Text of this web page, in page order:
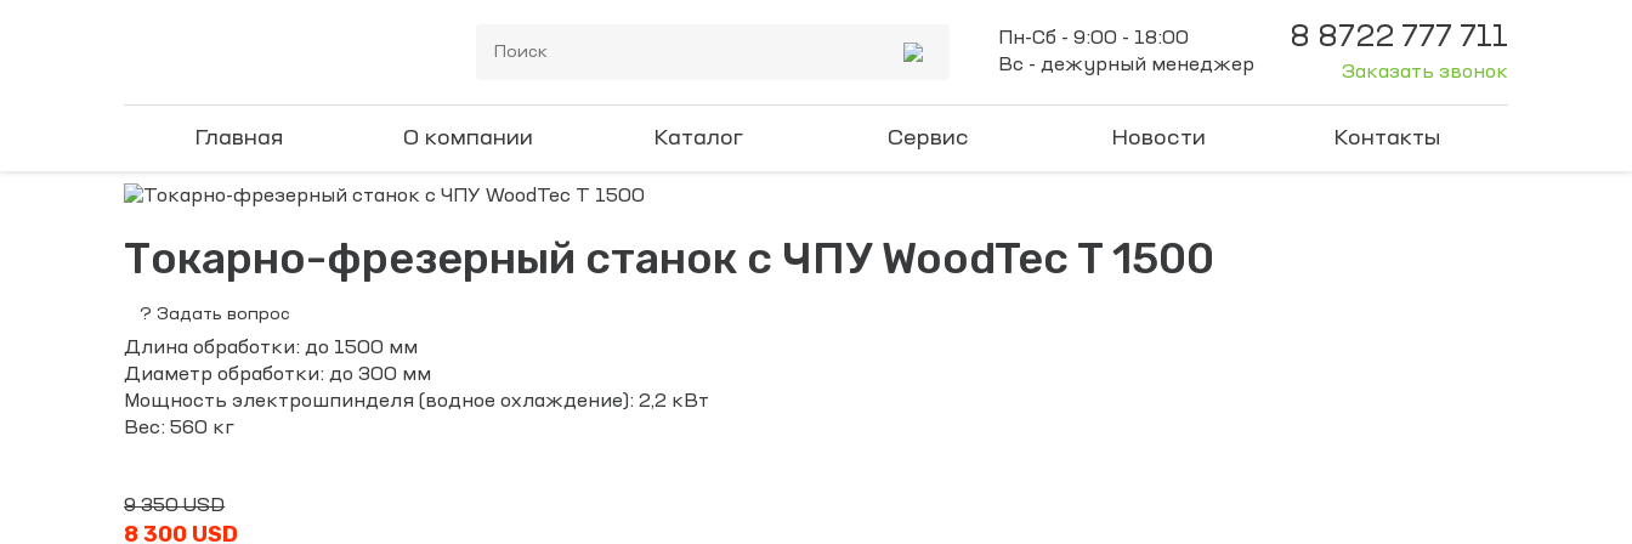
Пн-Сб - 9:00 - 18:00
Вс - дежурный менеджер
8 8722 777 711
Заказать звонок
Главная О компании Каталог Сервис Новости Контакты
Токарно-фрезерный станок с ЧПУ WoodTec T 1500
? Задать вопрос
Длина обработки: до 1500 мм
Диаметр обработки: до 300 мм
Мощность электрошпинделя (водное охлаждение): 2,2 кВт
Вес: 560 кг
9 350 USD
8 300 USD